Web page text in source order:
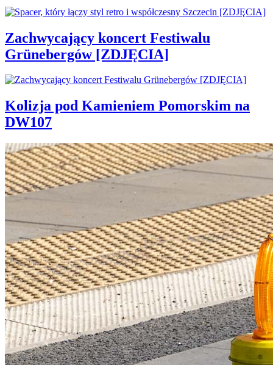
Zachwycający koncert Festiwalu
Grünebergów [ZDJĘCIA]
Kolizja pod Kamieniem Pomorskim na
DW107